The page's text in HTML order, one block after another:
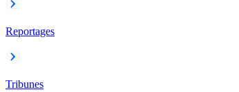
Reportages
Tribunes